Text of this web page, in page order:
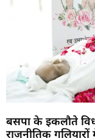
बसपा के इकलौते
राजनीतिक